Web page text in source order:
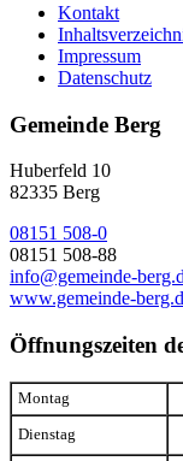
Kontakt
Impressum
Datenschutz
Gemeinde Berg
Huberfeld 10
82335 Berg
08151 508-0
08151 508-88
info@gemeinde-
www.gemeinde-
Öffnungszeiten
Montag
Dienstag